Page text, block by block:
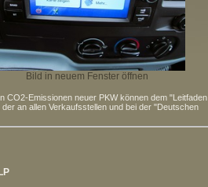
Bild in neuem Fenster öffnen
CO2-Emissionen neuer PKW können dem "Leitfaden
an allen Verkaufsstellen und bei der "Deutschen